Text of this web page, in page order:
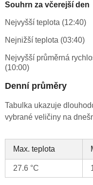
Souhrn za včerejší den
Nejvyšší teplota (12:40)
Nejnižší teplota (03:40)
Nejvyšší průměrná
(10:00)
Denní průměry
Tabulka ukazuje
vybrané veličiny na
Max. teplota
27.6 °C